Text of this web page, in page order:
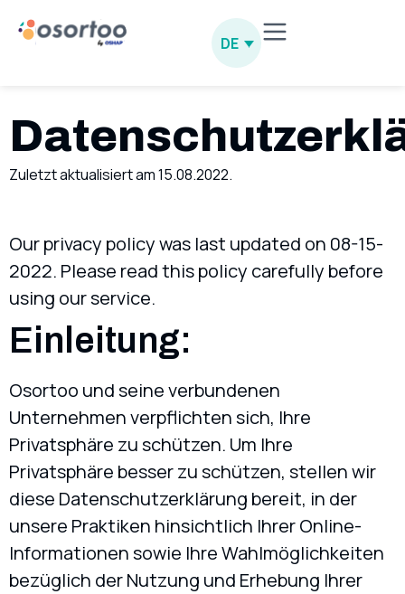
DE
Zuletzt aktualisiert am 15.08.2022.
Our privacy policy was last updated on 08-15-
2022. Please read this policy carefully before
using our service.
Einleitung:
Osortoo und seine verbundenen
Unternehmen verpflichten sich, Ihre
Privatsphäre zu schützen. Um Ihre
Privatsphäre besser zu schützen, stellen wir
diese Datenschutzerklärung bereit, in der
unsere Praktiken hinsichtlich Ihrer Online-
Informationen sowie Ihre Wahlmöglichkeiten
bezüglich der Nutzung und Erhebung Ihrer